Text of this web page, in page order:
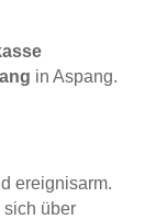
in Aspang.
ereignisarm.
sich über